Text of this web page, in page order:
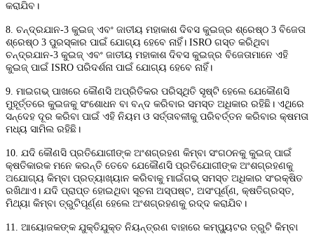
କରାଯିବ।
8. ଚନ୍ଦ୍ରଯାନ-3 କୁଇଜ୍ ଏବଂ ଜାତୀୟ ମହାକାଶ ଦିବସ କୁଇଜ୍ର ଶ୍ରେଷ୍ଠ 3 ବିଜେତା
ଶ୍ରେଷ୍ଠ 3 ପୁରସ୍କାର ପାଇଁ ଯୋଗ୍ୟ ହେବେ ନାହିଁ। ISRO ଗସ୍ତ କରିଥିବା
ଚନ୍ଦ୍ରଯାନ-3 କୁଇଜ୍ ଏବଂ ଜାତୀୟ ମହାକାଶ ଦିବସ କୁଇଜ୍ର ବିଜେତାମାନେ ଏହି
କୁଇଜ୍ ପାଇଁ ISRO ପରିଦର୍ଶନା ପାଇଁ ଯୋଗ୍ୟ ହେବେ ନାହିଁ।
9. ମାଇଗଭ୍‌ ପାଖରେ କୌଣସି ଅପ୍ରିତିକର ପରିସ୍ଥିତି ସୃଷ୍ଟି ହେଲେ ଯେକୌଣସି
ମୁହୂର୍ତ୍ତରେ କୁଇଜକୁ ସଂଶୋଧନ ବା ବନ୍ଦ କରିବାର ସମସ୍ତ ଅଧିକାର ରହିଛି। ଏଥିରେ
ସନ୍ଦେହ ଦୂର କରିବା ପାଇଁ ଏହି ନିୟମ ଓ ସର୍ତ୍ତାବଳୀକୁ ପରିବର୍ତ୍ତନ କରିବାର କ୍ଷମତା
ମଧ୍ୟ ସାମିଲ ରହିଛି।
10. ଯଦି କୌଣସି ପ୍ରତିଯୋଗୀଙ୍କ ଅଂଶଗ୍ରହଣ କିମ୍ବା ସଂଗଠନକୁ କୁଇଜ୍ ପାଇଁ
କ୍ଷତିକାରକ ମନେ କରନ୍ତି ତେବେ ଯେକୌଣସି ପ୍ରତିଯୋଗୀଙ୍କ ଅଂଶଗ୍ରହଣକୁ
ଅଯୋଗ୍ୟ କିମ୍ବା ପ୍ରତ୍ୟାଖ୍ୟାନ କରିବାକୁ ମାଇଁଗଭ୍ ସମସ୍ତ ଅଧିକାର ସଂରକ୍ଷିତ
ରଖିଥାଏ। ଯଦି ପ୍ରାପ୍ତ ହୋଇଥିବା ସୂଚନା ଅସ୍ପଷ୍ଟ, ଅସଂପୂର୍ଣ୍ଣ, କ୍ଷତିଗ୍ରସ୍ତ,
ମିଥ୍ୟା କିମ୍ବା ତ୍ରୁଟିପୂର୍ଣ୍ଣ ହେଲେ ଅଂଶଗ୍ରହଣକୁ ରଦ୍ଦ କରାଯିବ।
11. ଆୟୋଜକଙ୍କ ଯୁକ୍ତିଯୁକ୍ତ ନିୟନ୍ତ୍ରଣ ବାହାରେ କମ୍ପ୍ୟୁଟର ତ୍ରୁଟି କିମ୍ବା